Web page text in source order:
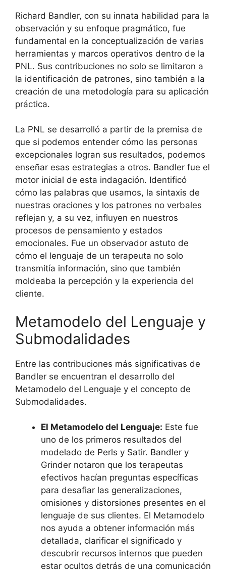
Richard Bandler, con su innata habilidad para la
observación y su enfoque pragmático, fue
fundamental en la conceptualización de varias
herramientas y marcos operativos dentro de la
PNL. Sus contribuciones no solo se limitaron a
la identificación de patrones, sino también a la
creación de una metodología para su aplicación
práctica.
La PNL se desarrolló a partir de la premisa de
que si podemos entender cómo las personas
excepcionales logran sus resultados, podemos
enseñar esas estrategias a otros. Bandler fue el
motor inicial de esta indagación. Identificó
cómo las palabras que usamos, la sintaxis de
nuestras oraciones y los patrones no verbales
reflejan y, a su vez, influyen en nuestros
procesos de pensamiento y estados
emocionales. Fue un observador astuto de
cómo el lenguaje de un terapeuta no solo
transmitía información, sino que también
moldeaba la percepción y la experiencia del
cliente.
Metamodelo del Lenguaje y
Submodalidades
Entre las contribuciones más significativas de
Bandler se encuentran el desarrollo del
Metamodelo del Lenguaje y el concepto de
Submodalidades.
El Metamodelo del Lenguaje: Este fue
uno de los primeros resultados del
modelado de Perls y Satir. Bandler y
Grinder notaron que los terapeutas
efectivos hacían preguntas específicas
para desafiar las generalizaciones,
omisiones y distorsiones presentes en el
lenguaje de sus clientes. El Metamodelo
nos ayuda a obtener información más
detallada, clarificar el significado y
descubrir recursos internos que pueden
estar ocultos detrás de una comunicación